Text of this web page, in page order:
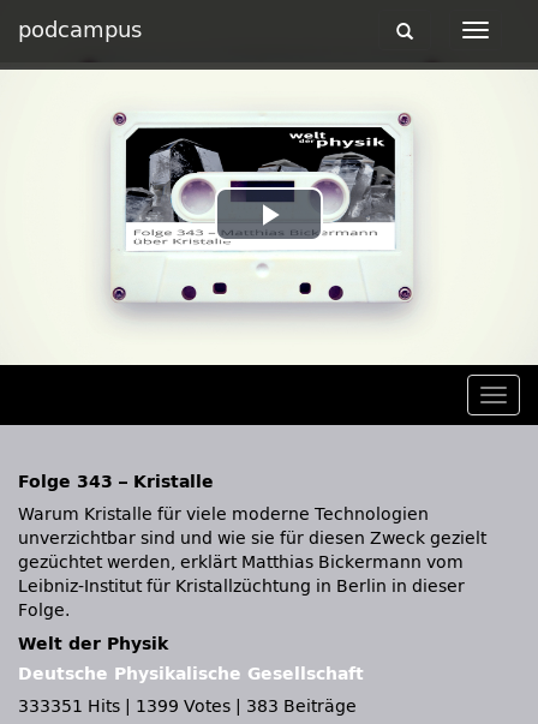
podcampus
Toggle
Toggle
Play
Video
Folge 343 – Kristalle
Warum Kristalle für viele moderne Technologien
unverzichtbar sind und wie sie für diesen Zweck gezielt
gezüchtet werden, erklärt Matthias Bickermann vom
Leibniz-Institut für Kristallzüchtung in Berlin in dieser
Folge.
Welt der Physik
Deutsche Physikalische Gesellschaft
333351 Hits
1399 Votes
383 Beiträge